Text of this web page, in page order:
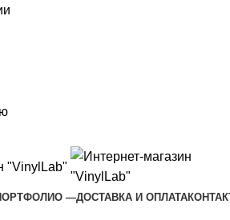
—ДОСТАВКА И ОПЛАТА